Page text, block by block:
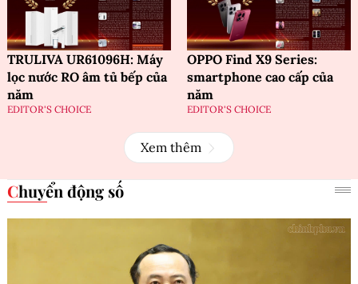
TRULIVA UR61096H: Máy
lọc nước RO âm tủ bếp của
năm
EDITOR'S CHOICE
OPPO Find X9 Series:
smartphone cao cấp của
năm
EDITOR'S CHOICE
Xem thêm
Chuyển động số